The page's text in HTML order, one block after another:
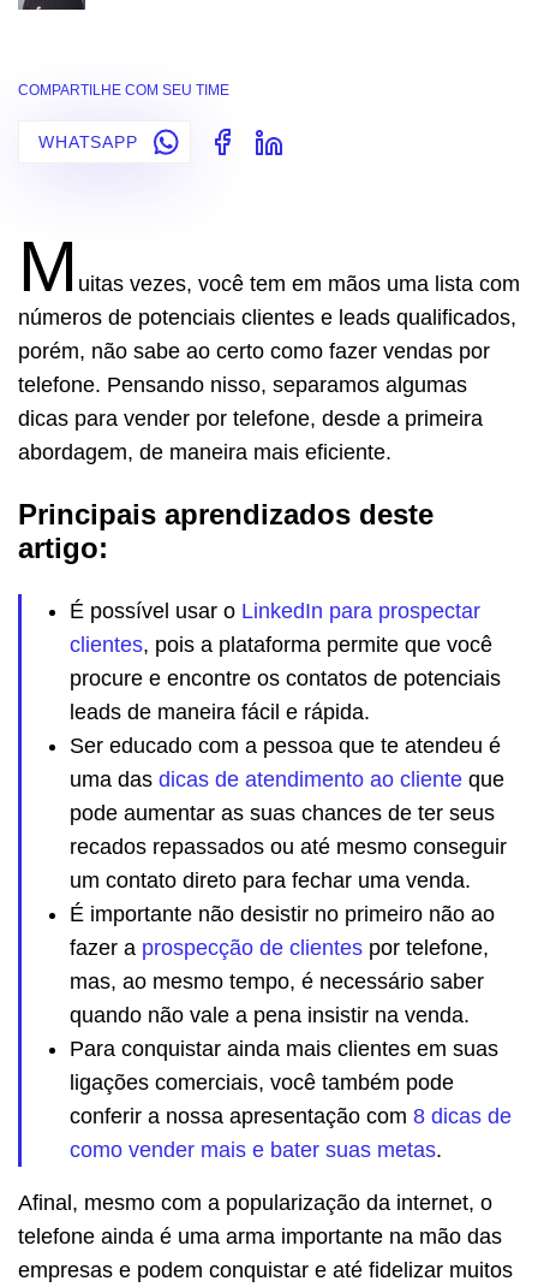
COMPARTILHE COM SEU TIME
WHATSAPP
M uitas vezes, você tem em mãos uma lista com
números de potenciais clientes e leads qualificados,
porém, não sabe ao certo como fazer vendas por
telefone. Pensando nisso, separamos algumas
dicas para vender por telefone, desde a primeira
abordagem, de maneira mais eficiente.
Principais aprendizados deste
artigo:
É possível usar o LinkedIn para prospectar
clientes, pois a plataforma permite que você
procure e encontre os contatos de potenciais
leads de maneira fácil e rápida.
Ser educado com a pessoa que te atendeu é
uma das dicas de atendimento ao cliente que
pode aumentar as suas chances de ter seus
recados repassados ou até mesmo conseguir
um contato direto para fechar uma venda.
É importante não desistir no primeiro não ao
fazer a prospecção de clientes por telefone,
mas, ao mesmo tempo, é necessário saber
quando não vale a pena insistir na venda.
Para conquistar ainda mais clientes em suas
ligações comerciais, você também pode
conferir a nossa apresentação com 8 dicas de
como vender mais e bater suas metas.
Afinal, mesmo com a popularização da internet, o
telefone ainda é uma arma importante na mão das
empresas e podem conquistar e até fidelizar muitos